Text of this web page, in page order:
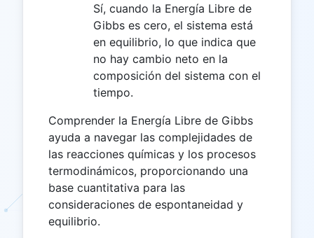
Sí, cuando la Energía Libre de
Gibbs es cero, el sistema está
en equilibrio, lo que indica que
no hay cambio neto en la
composición del sistema con el
tiempo.
Comprender la Energía Libre de Gibbs
ayuda a navegar las complejidades de
las reacciones químicas y los procesos
termodinámicos, proporcionando una
base cuantitativa para las
consideraciones de espontaneidad y
equilibrio.